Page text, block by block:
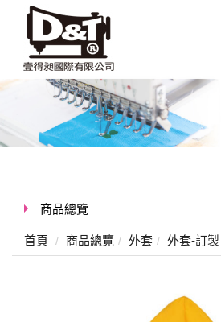
商品總覽
首頁 商品總覽 外套 外套-訂製